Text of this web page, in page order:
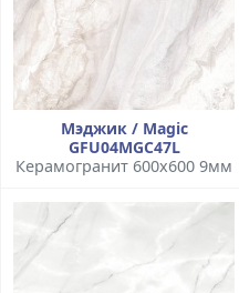
Мэджик / Magic
GFU04MGC47L
Керамогранит 600x600 9мм